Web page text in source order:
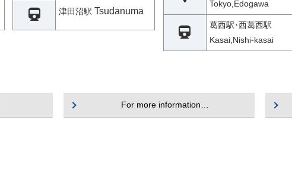
津田沼駅Tsudanuma
Tokyo,Edogawa
葛西駅･西葛西駅
Kasai,Nishi-kasai
For more information…